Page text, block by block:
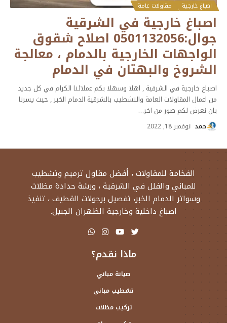
اصباغ خارجية مقاولات عامة
اصباغ خارجية في الشرقية
جوال:0501132056 اصلاح شقوق
الواجهات الخارجية بالدمام ، معالجة
الشروخ والبهتان في الدمام
اصباغ خارجية في الشرقية , اهلا وسهلا بكم عملائنا الكرام في كل جديد
من اعمال المقاولات العامة والتشطيب بالشرقية الدمام الخبر , حيث يسرنا
بان نعرض لكم صور من اخر…
حمد نوفمبر 18, 2022
الفخامة للمقاولات ، أفضل مقاول ترميم وتشطيب
للمباني والفلل في الشرقية ، ورشة حدادة مظلات
وسواتر الدمام الخبر، تفصيل برجولات القطيف ، تنفيذ
اصباغ داخلية وخارجية الظهران الجبيل.
ماذا نقدم؟
صيانة مباني
تشطيب مباني
تركيب مظلات